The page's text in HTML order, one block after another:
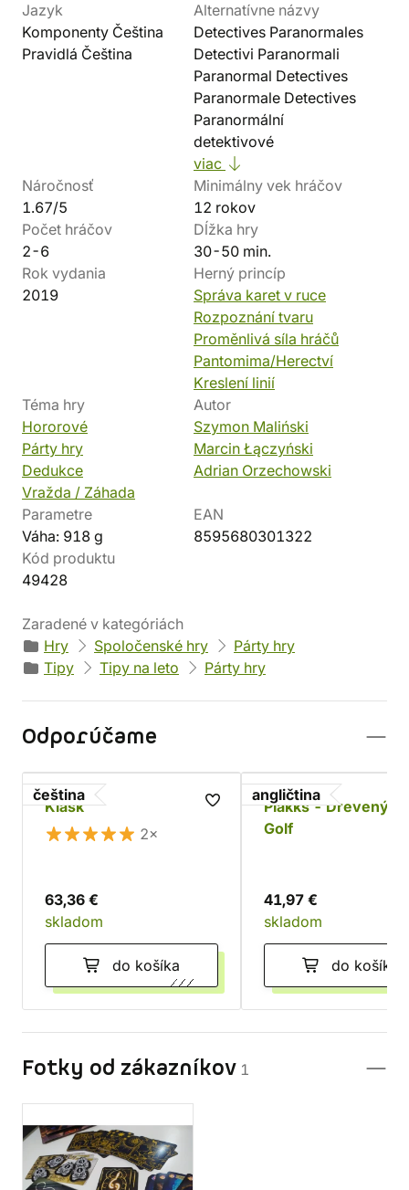
Jazyk
Komponenty Čeština
Pravidlá Čeština
Alternatívne názvy
Detectives Paranormales
Detectivi Paranormali
Paranormal Detectives
Paranormale Detectives
Paranormální
detektivové
viac
Náročnosť
1.67/5
Minimálny vek hráčov
12 rokov
Počet hráčov
2-6
Dĺžka hry
30-50 min.
Rok vydania
2019
Herný princíp
Správa karet v ruce
Rozpoznání tvaru
Proměnlivá síla hráčů
Pantomima/Herectví
Kreslení linií
Téma hry
Hororové
Párty hry
Dedukce
Vražda / Záhada
Autor
Szymon Maliński
Marcin Łączyński
Adrian Orzechowski
Parametre
Váha: 918 g
EAN
8595680301322
Kód produktu
49428
Zaradené v kategóriách
Hry
Spoločenské hry
Párty hry
Tipy
Tipy na leto Párty hry
Odporúčame
čeština
Klask
2×
63,36 €
skladom
do košíka
angličtina
Plakks - Drevený
Golf
41,97 €
skladom
do košíka
Fotky od zákazníkov 1